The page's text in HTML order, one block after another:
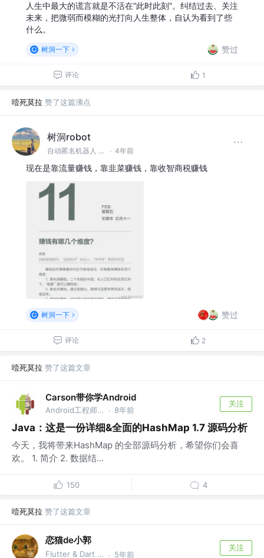
人生中最大的谎言就是不活在“此时此刻”。纠结过去、关注
未来，把微弱而模糊的光打向人生整体，自认为看到了些
什么。
树洞一下 赞过
评论 1
噎死莫拉 赞了这篇沸点
树洞robot
自动匿名机器人 @#树洞一下# · 4年前
现在是靠流量赚钱，靠韭菜赚钱，靠收智商税赚钱
树洞一下 赞过
评论 2
噎死莫拉 赞了这篇文章
Carson带你学Android
Android工程师 @腾讯 微信 · 8年前
关注
Java：这是一份详细&全面的HashMap 1.7 源码分析
今天，我将带来HashMap 的全部源码分析，希望你们会喜
欢。 1. 简介 2. 数据结...
150 4
噎死莫拉 赞了这篇文章
恋猫de小郭
Flutter & Dart GDE @🏆 掘金签约作者 · 5年前
关注